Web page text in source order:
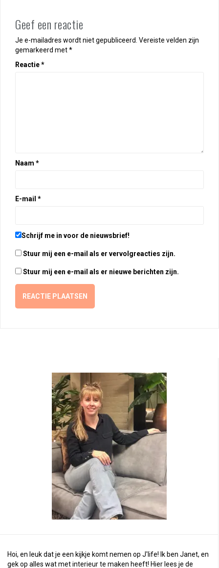
Geef een reactie
Je e-mailadres wordt niet gepubliceerd. Vereiste velden zijn
gemarkeerd met*
Reactie*
Naam *
E-mail *
Schrijf me in voor de nieuwsbrief!
Stuur mij een e-mail als er vervolgreacties zijn.
Stuur mij een e-mail als er nieuwe berichten zijn.
Hoi, en leuk dat je een kijkje komt nemen op J'life! Ik ben Janet, en
gek op alles wat met interieur te maken heeft! Hier lees je de